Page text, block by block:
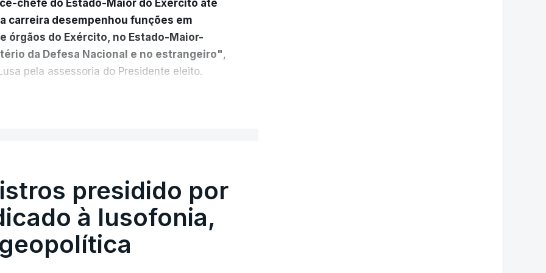
chefe do Estado-Maior do Exército até
carreira desempenhou funções em
órgãos do Exército, no Estado-Maior-
da Defesa Nacional e no estrangeiro",
pela assessoria do Presidente eleito.
2.º comandante da Força Militar da ONU
na Divisão de Operações,
NATO de Proteção da Força e de
do Comando Supremo das Forças
acrescenta-se.
presidido por
à lusofonia,